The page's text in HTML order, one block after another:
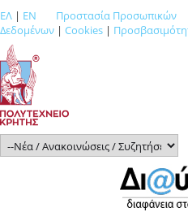
ΕΛ | EN
Προστασία Προσωπικών
Δεδομένων | Cookies |